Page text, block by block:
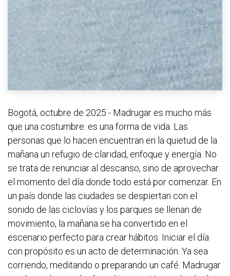
Bogotá, octubre de 2025 - Madrugar es mucho más
que una costumbre: es una forma de vida. Las
personas que lo hacen encuentran en la quietud de la
mañana un refugio de claridad, enfoque y energía. No
se trata de renunciar al descanso, sino de aprovechar
el momento del día donde todo está por comenzar. En
un país donde las ciudades se despiertan con el
sonido de las ciclovías y los parques se llenan de
movimiento, la mañana se ha convertido en el
escenario perfecto para crear hábitos. Iniciar el día
con propósito es un acto de determinación. Ya sea
corriendo, meditando o preparando un café. Madrugar